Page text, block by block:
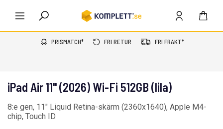
PRISMATCH* FRI RETUR FRI FRAKT*
iPad Air 11" (2026) Wi-Fi 512GB (lila)
8:e gen, 11" Liquid Retina-skärm (2360x1640), Apple M4-
chip, Touch ID